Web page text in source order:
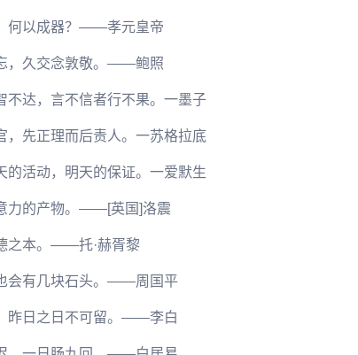
何以成器？——孝元皇帝
，久交念敦敬。——鲍照
不达，言不信者行不果。一墨子
，先正理而后责人。一苏格拉底
的活动，明天的保证。一爱默生
力的产物。——[英国]洛震
之本。——托·赫胥黎
会有几块石头。——周国平
昨日之日不可留。——李白